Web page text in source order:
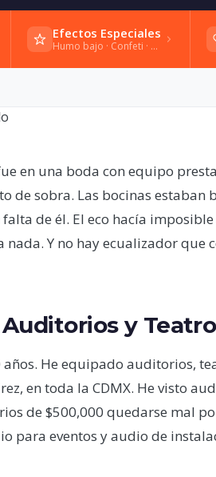
Efectos Especiales
Humo bajo · Confeti · Bengalas frías
en una boda con equipo
de sobra. Las bocinas estaban
de él. El eco hacía
nada. Y no hay ecualizador
y
He equipado auditorios,
en toda la CDMX. He visto
de $500,000 quedarse mal
para eventos y audio de